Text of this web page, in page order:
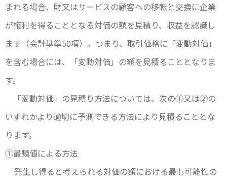
まれる場合、財又はサービスの顧客への移転と交換に企業
が権利を得ることとなる対価の額を見積り、収益を認識し
ます（会計基準50項）。つまり、取引価格に「変動対価」
を含む場合には、「変動対価」の額を見積ることとなりま
す。
「変動対価」の見積り方法については、次の①又は②の
いずれかより適切に予測できる方法により見積ることとな
ります。
①最頻値による方法
発生し得ると考えられる対価の額における最も可能性の